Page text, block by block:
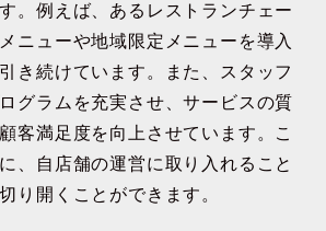
。例えば、あるレストランチェー
ニューや地域限定メニューを導入
き続けています。また、スタッフ
グラムを充実させ、サービスの質
客満足度を向上させています。こ
、自店舗の運営に取り入れること
り開くことができます。